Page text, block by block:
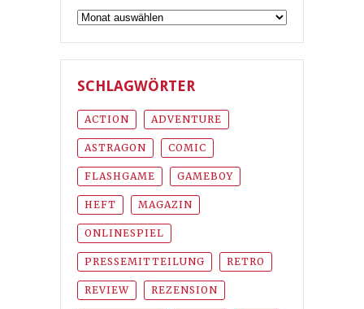
Archiv
SCHLAGWÖRTER
ACTION ADVENTURE
ASTRAGON COMIC
FLASHGAME GAMEBOY
HEFT MAGAZIN
ONLINESPIEL
PRESSEMITTEILUNG RETRO
REVIEW REZENSION